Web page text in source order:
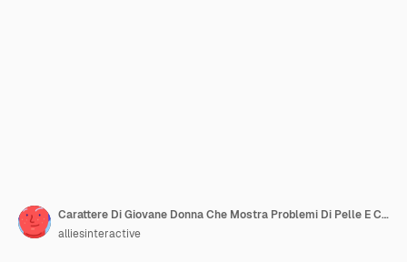
Carattere Di Giovane Donna Che Mostra Problemi Di Pelle E Capelli Vitiligine
alliesinteractive